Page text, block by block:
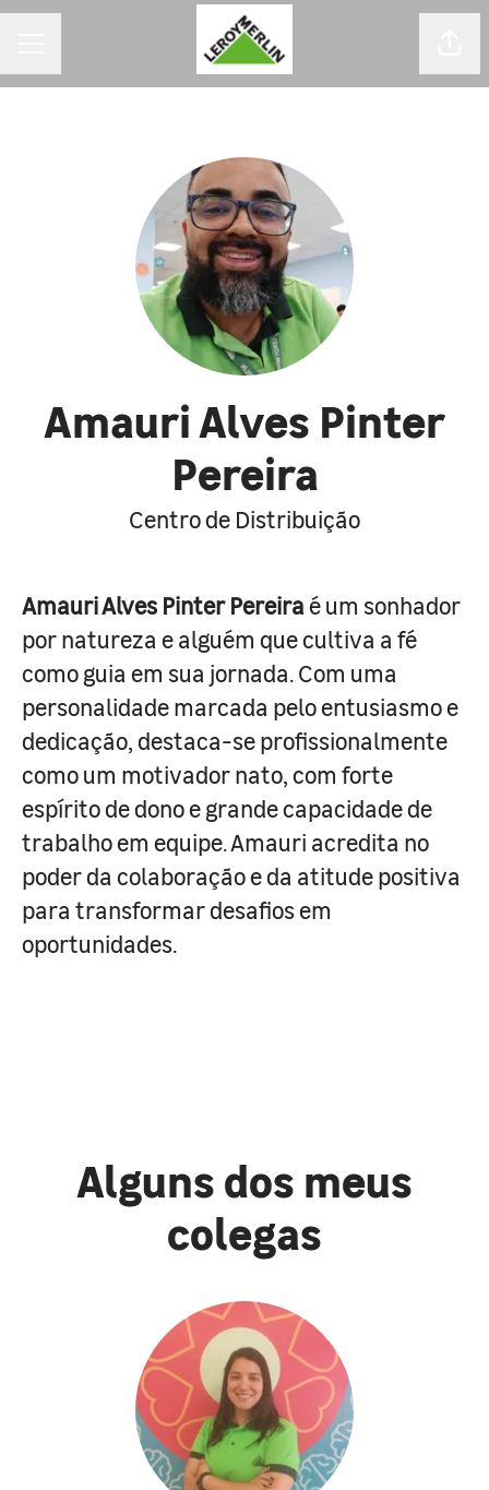
Amauri Alves Pinter
Pereira
Centro de Distribuição
Amauri Alves Pinter Pereiraé um sonhador
por natureza e alguém que cultiva a fé
como guia em sua jornada. Com uma
personalidade marcada pelo entusiasmo e
dedicação, destaca-se profissionalmente
como um motivador nato, com forte
espírito de dono e grande capacidade de
trabalho em equipe. Amauri acredita no
poder da colaboração e da atitude positiva
para transformar desafios em
oportunidades.
Alguns dos meus
colegas